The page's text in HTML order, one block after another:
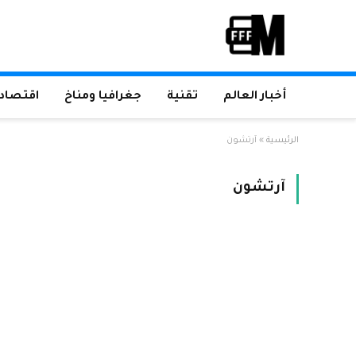
أخبار العالم تقنية جغرافيا ومناخ
الرئيسية » آرتشون
آرتشون